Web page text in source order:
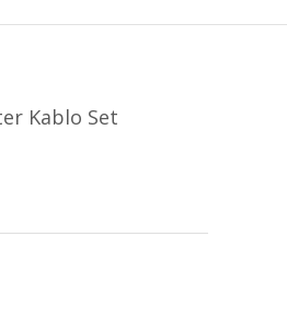
Kablo Set